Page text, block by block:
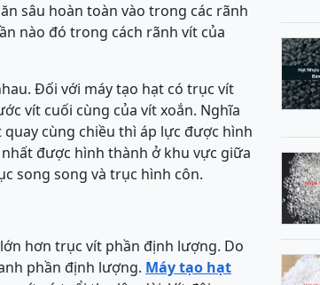
sâu hoàn toàn vào trong các rãnh
nào đó trong cách rãnh vít của
Đối với máy tạo hạt có trục vít
vít cuối cùng của vít xoắn. Nghĩa
cùng chiều thì áp lực được hình
được hình thành ở khu vực giữa
song song và trục hình côn.
hơn trục vít phần định lượng. Do
phần định lượng. Máy tạo hạt